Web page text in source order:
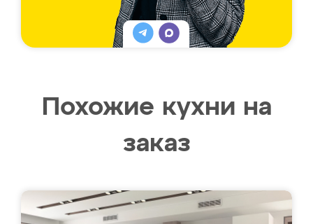
Похожие кухни на
заказ